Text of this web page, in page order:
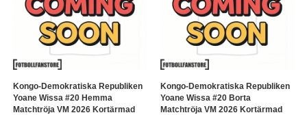
Kongo-Demokratiska Republiken
Yoane Wissa #20 Hemma
Matchtröja VM 2026 Kortärmad
Kongo-Demokratiska Republiken
Yoane Wissa #20 Borta
Matchtröja VM 2026 Kortärmad